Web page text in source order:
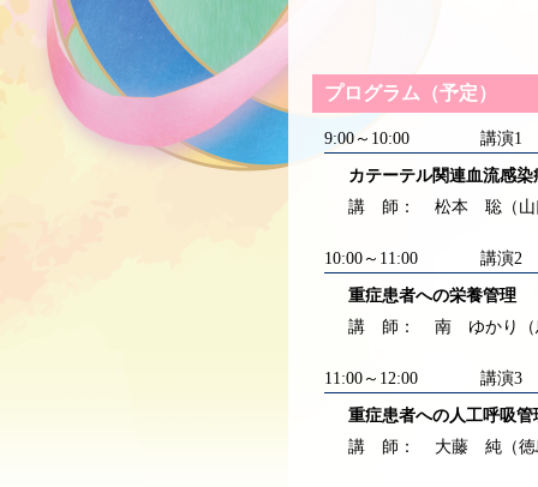
プログラム（予定）
9:00～10:00 講演1
カテーテル関連血流感
講 師：
松本 聡（山
10:00～11:00 講演2
重症患者への栄養管理
講 師：
南 ゆかり（
11:00～12:00 講演3
重症患者への人工呼吸管
講 師：
大藤 純（徳